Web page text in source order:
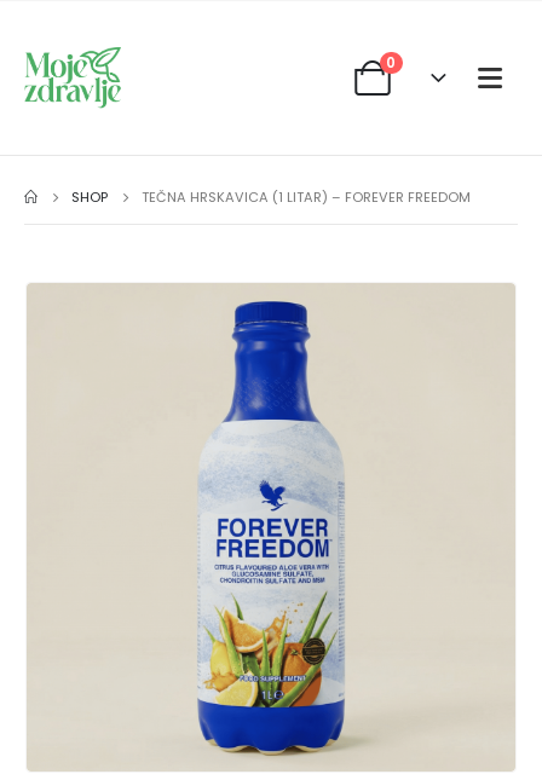
0
SHOP TEČNA HRSKAVICA (1 LITAR) – FOREVER FREEDOM